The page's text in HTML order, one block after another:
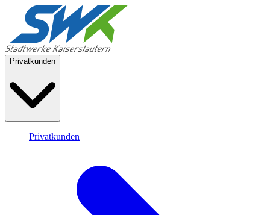
Privatkunden
Privatkunden